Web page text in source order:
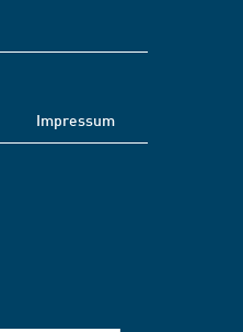
Impressum